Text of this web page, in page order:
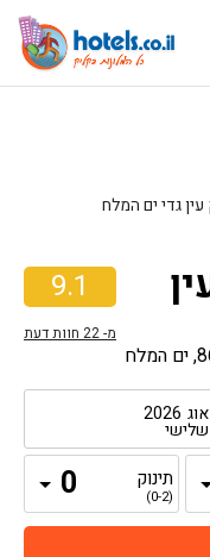
עין גדי ים המלח
9.1
מ-22 חוות דעת
אוג 2026
שלישי
תינוק
(0-2)